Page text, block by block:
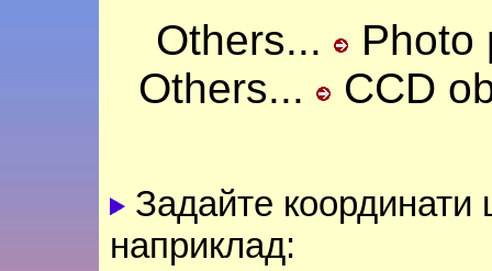
Others...
Photo
Others...
CCD
Задайте координати
наприклад: